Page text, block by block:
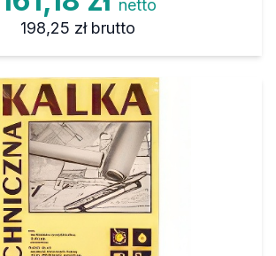
netto
198,25 zł brutto